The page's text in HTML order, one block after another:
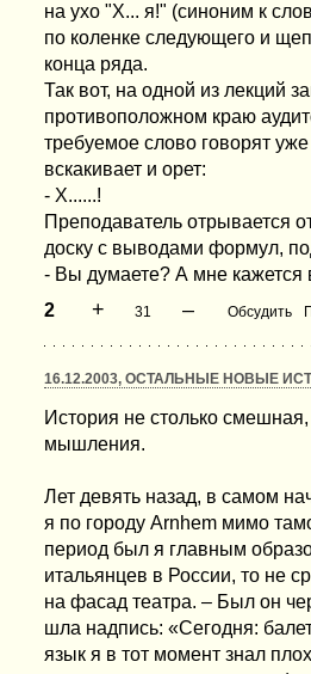
на ухо "Х... я!" (синоним к
по коленке следующего и
конца ряда.
Так вот, на одной из лекций
противоположном краю
требуемое слово говорят
вскакивает и орет:
- Х......!
Преподаватель отрывается
доску с выводами формул,
- Вы думаете? А мне кажется
2
+ 31 – Обсудить
16.12.2003, ОСТАЛЬНЫЕ НОВЫЕ
История не столько
мышления.
Лет девять назад, в самом
я по городу Arnhem мимо
период был я главным
итальянцев в России, то не
на фасад театра. – Был он
шла надпись: «Сегодня:
язык я в тот момент знал